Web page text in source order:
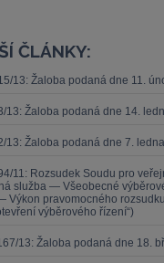
ČLÁNKY:
13: Žaloba podaná dne 11.
13: Žaloba podaná dne 14.
13: Žaloba podaná dne 7.
11: Rozsudek Soudu pro
služba — Všeobecné
Výkon pravomocného
výběrového řízení“)
13: Žaloba podaná dne 18.